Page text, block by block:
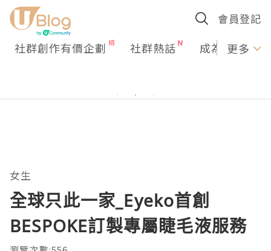
會員登記
社群創作有價企劃 社群熱話 成為U更多
女生
全球只此一家_Eyeko首創
BESPOKE訂製專屬睫毛液服務